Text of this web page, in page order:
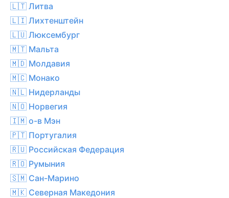
🇱🇹 Литва
🇱🇮 Лихтенштейн
🇱🇺 Люксембург
🇲🇹 Мальта
🇲🇩 Молдавия
🇲🇨 Монако
🇳🇱 Нидерланды
🇳🇴 Норвегия
🇮🇲 о-в Мэн
🇵🇹 Португалия
🇷🇺 Российская Федерация
🇷🇴 Румыния
🇸🇲 Сан-Марино
🇲🇰 Северная Македония